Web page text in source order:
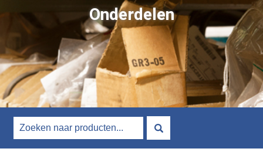
Onderdelen